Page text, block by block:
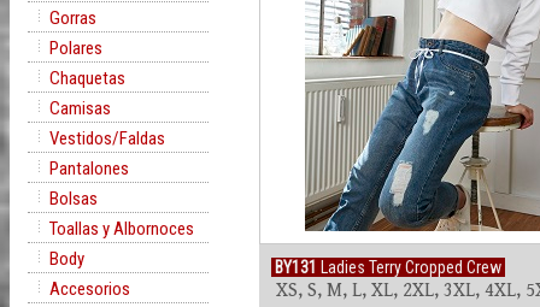
Gorras
Polares
Chaquetas
Camisas
Vestidos/Faldas
Pantalones
Bolsas
Toallas y Albornoces
Body
Accesorios
BY131 Ladies Terry Cropped Crew
XS, S, M, L, XL, 2XL, 3XL, 4XL,